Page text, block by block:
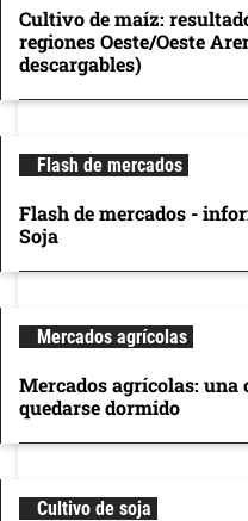
Cultivo de maíz:
regiones Oeste/Oeste
descargables)
Flash de mercados
Flash de mercados -
Soja
Mercados agrícolas
Mercados agrícolas:
quedarse dormido
Cultivo de soja